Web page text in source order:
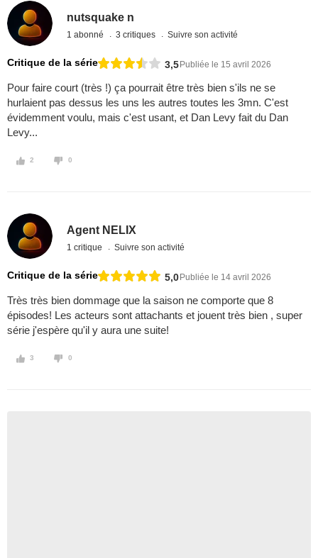
nutsquake n
1 abonné 3 critiques Suivre son activité
Critique de la série 3,5Publiée le 15 avril 2026
Pour faire court (très !) ça pourrait être très bien s'ils ne se
hurlaient pas dessus les uns les autres toutes les 3mn. C'est
évidemment voulu, mais c'est usant, et Dan Levy fait du Dan
Levy...
2 0
Agent NELIX
1 critique Suivre son activité
Critique de la série 5,0Publiée le 14 avril 2026
Très très bien dommage que la saison ne comporte que 8
épisodes! Les acteurs sont attachants et jouent très bien , super
série j'espère qu'il y aura une suite!
3 0